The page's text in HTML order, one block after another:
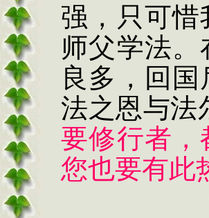
强，只可
师父学法
良多，回
法之恩与法
要修行者，
您也要有此